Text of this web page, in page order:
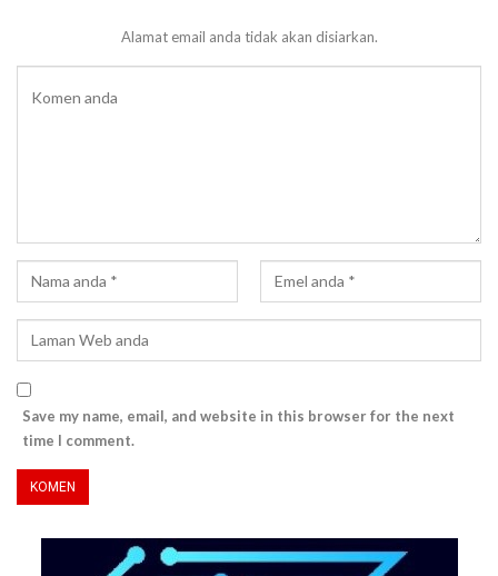
Alamat email anda tidak akan disiarkan.
Save my name, email, and website in this browser for the next
time I comment.